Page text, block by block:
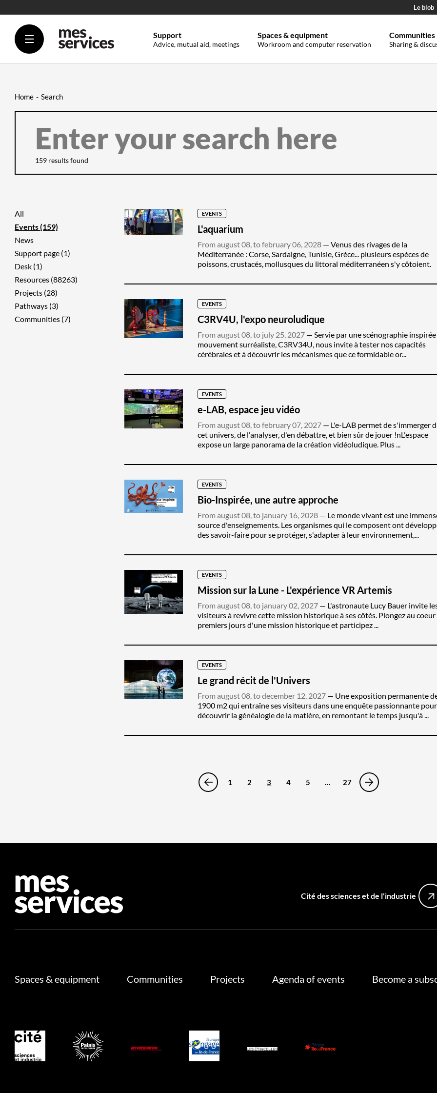
Le blob
Support
Advice, mutual aid, meetings
Spaces & equipment
Workroom and computer reservation
Communities
Sharing &
Home Search
YOUR
SEARCH
HERE
159 results found
FILTER
ON
THE
CONTENT
WANT
All
Events (159)
News
Support page (1)
Desk (1)
Resources (88263)
Projects (28)
Pathways (3)
Communities (7)
EVENTS
L'aquarium
From august 08, to february 06, 2028
Venus des rivages de la
Méditerranée : Corse, Sardaigne, Tunisie, Grèce... plusieurs espèces de
poissons, crustacés, mollusques du littoral méditerranéen s'y côtoient.
EVENTS
C3RV4U, l'expo neuroludique
From august 08, to july 25, 2027
Servie par une scénographie
mouvement surréaliste, C3RV34U, nous invite à tester nos capacités
cérébrales et à découvrir les mécanismes que ce formidable or...
EVENTS
e-LAB, espace jeu vidéo
From august 08, to february 07, 2027
L'e-LAB permet de s'immerger
cet univers, de l'analyser, d'en débattre, et bien sûr de jouer !nL'espace
expose un large panorama de la création vidéoludique. Plus ...
EVENTS
Bio-Inspirée, une autre approche
From august 08, to january 16, 2028
Le monde vivant est une
source d'enseignements. Les organismes qui le composent ont
des savoir-faire pour se protéger, s'adapter à leur environnement,...
EVENTS
Mission sur la Lune - L'expérience VR Artemis
From august 08, to january 02, 2027
L'astronaute Lucy Bauer invite
visiteurs à revivre cette mission historique à ses côtés. Plongez au coeur
premiers jours d'une mission historique et participez ...
EVENTS
Le grand récit de l'Univers
From august 08, to december 12, 2027
Une exposition permanente
1900 m2 qui entraîne ses visiteurs dans une enquête passionnante pour
découvrir la généalogie de la matière, en remontant le temps jusqu'à ...
1 2 3 4 5 … 27
Cité des sciences et de l'industrie
Spaces & equipment Communities Projects Agenda of events Become a